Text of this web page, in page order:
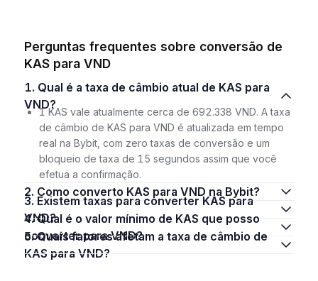
Perguntas frequentes sobre conversão de
KAS para VND
1. Qual é a taxa de câmbio atual de KAS para
VND?
1 KAS vale atualmente cerca de 692.338 VND. A taxa
de câmbio de KAS para VND é atualizada em tempo
real na Bybit, com zero taxas de conversão e um
bloqueio de taxa de 15 segundos assim que você
efetua a confirmação.
2. Como converto KAS para VND na Bybit?
3. Existem taxas para converter KAS para
VND?
4. Qual é o valor mínimo de KAS que posso
converter para VND?
5. Quais fatores afetam a taxa de câmbio de
KAS para VND?